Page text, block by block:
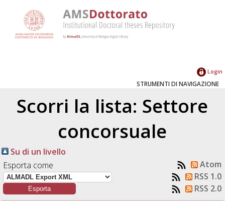
Login
STRUMENTI DI NAVIGAZIONE
Scorri la lista: Settore
concorsuale
Su di un livello
Esporta come
Atom
RSS 1.0
RSS 2.0